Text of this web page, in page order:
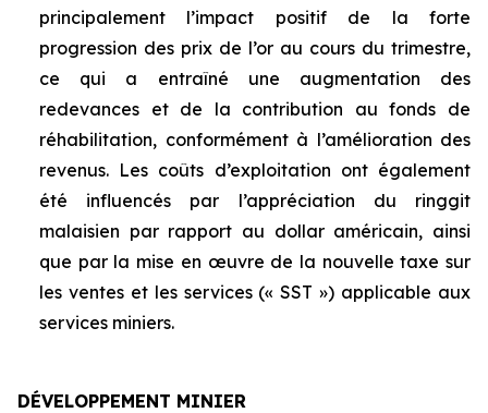
principalement l’impact positif de la forte
progression des prix de l’or au cours du trimestre,
ce qui a entraîné une augmentation des
redevances et de la contribution au fonds de
réhabilitation, conformément à l’amélioration des
revenus. Les coûts d’exploitation ont également
été influencés par l’appréciation du ringgit
malaisien par rapport au dollar américain, ainsi
que par la mise en œuvre de la nouvelle taxe sur
les ventes et les services (« SST ») applicable aux
services miniers.
DÉVELOPPEMENT MINIER